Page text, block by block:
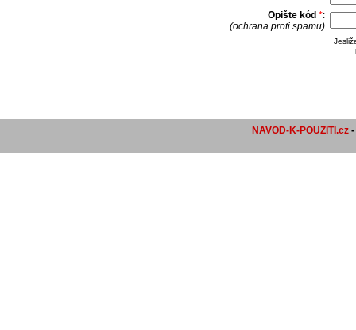
Opište kód *:
(ochrana proti spamu)
NAVOD-K-POUZITI.cz